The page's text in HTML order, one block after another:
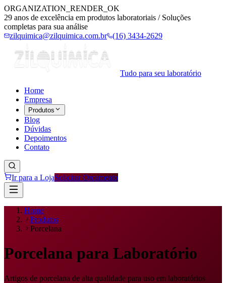
ORGANIZATION_RENDER_OK
29 anos de excelência em produtos laboratoriais / Soluções
completas para sua análise
zilquimica@zilquimica.com.br
(16) 3434-2629
Tudo para seu laboratório
Home
Empresa
Produtos
Blog
Dúvidas
Depoimentos
Contato
Ir para a LojaSolicitar Orçamento
Home
Produtos
Porcelana
Porcelana para Laboratório
Artigos de porcelana de alta qualidade para uso em laboratórios